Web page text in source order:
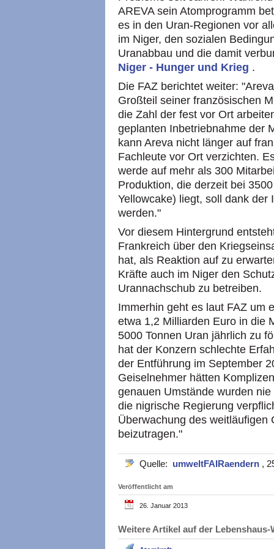
AREVA sein Atomprogramm
es in den Uran-Regionen vor
im Niger, den sozialen
Uranabbau und die damit
Niger - Hunger und Krieg .
Die FAZ berichtet weiter:
Großteil seiner französischen
die Zahl der fest vor Ort
geplanten Inbetriebnahme der
kann Areva nicht länger auf
Fachleute vor Ort verzichten.
werde auf mehr als 300
Produktion, die derzeit bei
Yellowcake) liegt, soll dank
werden."
Vor diesem Hintergrund
Frankreich über den
hat, als Reaktion auf zu
Kräfte auch im Niger den
Urannachschub zu betreiben.
Immerhin geht es laut FAZ um
etwa 1,2 Milliarden Euro in die
5000 Tonnen Uran jährlich zu
hat der Konzern schlechte
der Entführung im September
Geiselnehmer hätten
genauen Umstände wurden
die nigrische Regierung
Überwachung des weitläufigen
beizutragen."
Quelle: umweltFAIRaendern ,
Veröffentlicht am
26. Januar 2013
Weitere Artikel auf der